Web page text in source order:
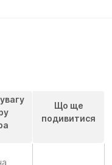
Що ще
подивитися